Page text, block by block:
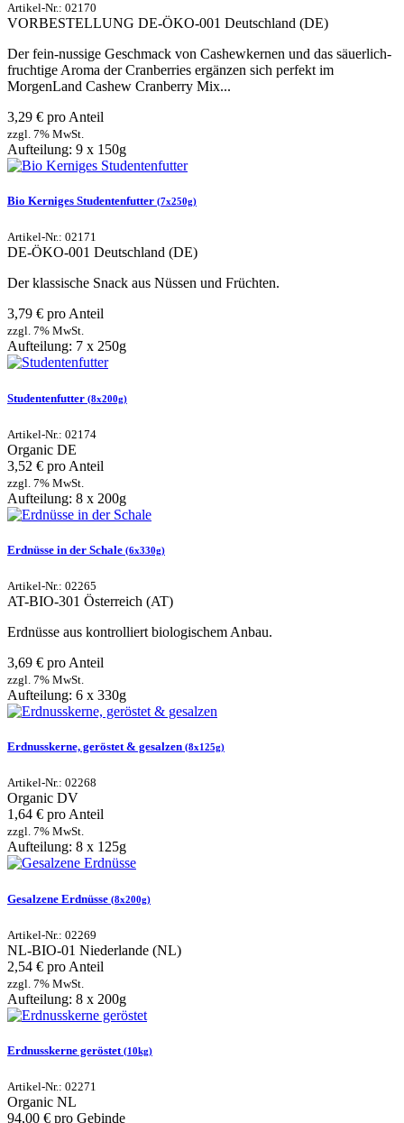
Artikel-Nr.: 02170
VORBESTELLUNG DE-ÖKO-001 Deutschland (DE)
Der fein-nussige Geschmack von Cashewkernen und das säuerlich-
fruchtige Aroma der Cranberries ergänzen sich perfekt im
MorgenLand Cashew Cranberry Mix...
3,29 € pro Anteil
zzgl. 7% MwSt.
Aufteilung: 9 x 150g
Bio Kerniges Studentenfutter (7x250g)
Artikel-Nr.: 02171
DE-ÖKO-001 Deutschland (DE)
Der klassische Snack aus Nüssen und Früchten.
3,79 € pro Anteil
zzgl. 7% MwSt.
Aufteilung: 7 x 250g
Studentenfutter (8x200g)
Artikel-Nr.: 02174
Organic DE
3,52 € pro Anteil
zzgl. 7% MwSt.
Aufteilung: 8 x 200g
Erdnüsse in der Schale (6x330g)
Artikel-Nr.: 02265
AT-BIO-301 Österreich (AT)
Erdnüsse aus kontrolliert biologischem Anbau.
3,69 € pro Anteil
zzgl. 7% MwSt.
Aufteilung: 6 x 330g
Erdnusskerne, geröstet & gesalzen (8x125g)
Artikel-Nr.: 02268
Organic DV
1,64 € pro Anteil
zzgl. 7% MwSt.
Aufteilung: 8 x 125g
Gesalzene Erdnüsse (8x200g)
Artikel-Nr.: 02269
NL-BIO-01 Niederlande (NL)
2,54 € pro Anteil
zzgl. 7% MwSt.
Aufteilung: 8 x 200g
Erdnusskerne geröstet (10kg)
Artikel-Nr.: 02271
Organic NL
94,00 € pro Gebinde